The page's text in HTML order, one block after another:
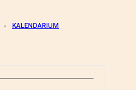
KALENDARIUM